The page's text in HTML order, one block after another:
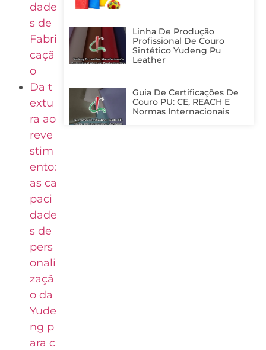
dade
s de
Fabri
caçã
o
Da t
extu
ra ao
reve
stim
ento:
as ca
paci
dade
s de
pers
onali
zaçã
o da
Yude
ng p
ara c
Linha De Produção
Profissional De Couro
Sintético Yudeng Pu
Leather
Guia De Certificações De
Couro PU: CE, REACH E
Normas Internacionais